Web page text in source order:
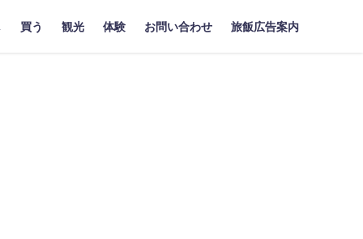
買う 観光 体験 お問い合わせ 旅飯広告案内